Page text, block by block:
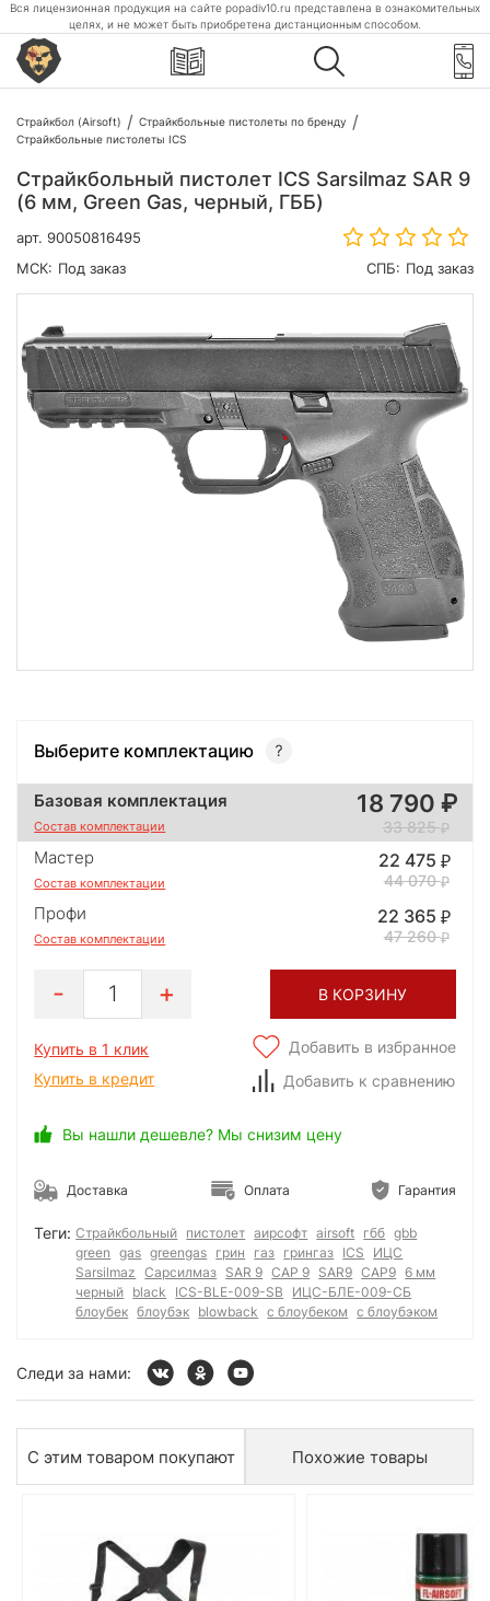
Вся лицензионная продукция на сайте popadiv10.ru представлена в ознакомительных
целях, и не может быть приобретена дистанционным способом.
Страйкбол (Airsoft)
Страйкбольные пистолеты по бренду
Страйкбольные пистолеты ICS
Страйкбольный пистолет ICS Sarsilmaz SAR 9
(6 мм, Green Gas, черный, ГББ)
арт. 90050816495
МСК: Под заказ СПБ: Под заказ
Выберите комплектацию
Базовая комплектация
Состав комплектации
18 790
33 825
Мастер
Состав комплектации
22 475
44 070
Профи
Состав комплектации
22 365
47 260
1 В КОРЗИНУ
Купить в 1 клик
Купить в кредит
Добавить в избранное
Добавить к сравнению
Вы нашли дешевле? Мы снизим цену
Доставка Оплата Гарантия
Теги: Страйкбольный пистолет аирсофт airsoft гбб gbb
green
gas greengas грин газ грингаз ICS
ИЦС
Sarsilmaz
Сарсилмаз SAR 9 САР 9 SAR9 САР9 6 мм
черный black ICS-BLE-009-SB
ИЦС-БЛЕ-009-СБ
блоубек блоубэк blowback с блоубеком с блоубэком
Следи за нами:
С этим товаром покупают Похожие товары